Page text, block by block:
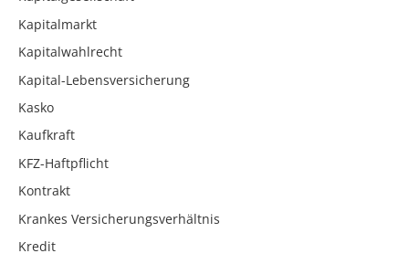
Kapitalmarkt
Kapitalwahlrecht
Kapital-Lebensversicherung
Kasko
Kaufkraft
KFZ-Haftpflicht
Kontrakt
Krankes Versicherungsverhältnis
Kredit